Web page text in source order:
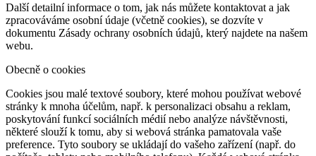
Další detailní informace o tom, jak nás můžete kontaktovat a jak
zpracováváme osobní údaje (včetně cookies), se dozvíte v
dokumentu Zásady ochrany osobních údajů, který najdete na našem
webu.
Obecně o cookies
Cookies jsou malé textové soubory, které mohou používat webové
stránky k mnoha účelům, např. k personalizaci obsahu a reklam,
poskytování funkcí sociálních médií nebo analýze návštěvnosti,
některé slouží k tomu, aby si webová stránka pamatovala vaše
preference. Tyto soubory se ukládají do vašeho zařízení (např. do